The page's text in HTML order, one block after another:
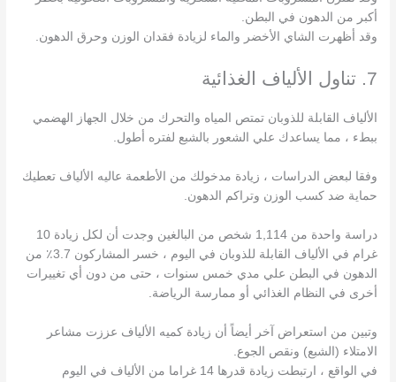
أكبر من الدهون في البطن.
وقد أظهرت الشاي الأخضر والماء لزيادة فقدان الوزن وحرق الدهون.
7. تناول الألياف الغذائية
الألياف القابلة للذوبان تمتص المياه والتحرك من خلال الجهاز الهضمي
ببطء ، مما يساعدك علي الشعور بالشبع لفتره أطول.
وفقا لبعض الدراسات ، زيادة مدخولك من الأطعمة عاليه الألياف تعطيك
حماية ضد كسب الوزن وتراكم الدهون.
دراسة واحدة من 1,114 شخص من البالغين وجدت أن لكل زيادة 10
غرام في الألياف القابلة للذوبان في اليوم ، خسر المشاركون 3.7٪ من
الدهون في البطن علي مدي خمس سنوات ، حتى من دون أي تغييرات
أخرى في النظام الغذائي أو ممارسة الرياضة.
وتبين من استعراض آخر أيضاً أن زيادة كميه الألياف عززت مشاعر
الامتلاء (الشبع) ونقص الجوع.
في الواقع ، ارتبطت زيادة قدرها 14 غراما من الألياف في اليوم